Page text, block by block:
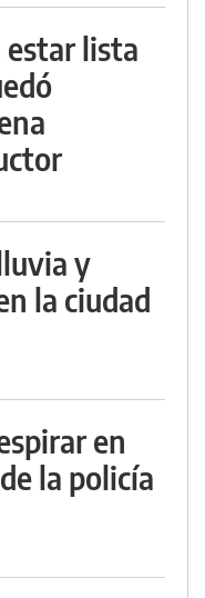
estar lista
y
la ciudad
en
la policía